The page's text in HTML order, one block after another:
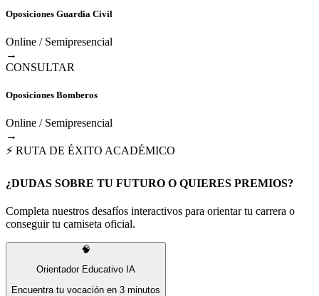
Oposiciones Guardia Civil
Online / Semipresencial
→
CONSULTAR
Oposiciones Bomberos
Online / Semipresencial
→
⚡ RUTA DE ÉXITO ACADÉMICO
¿DUDAS SOBRE TU FUTURO O QUIERES PREMIOS?
Completa nuestros desafíos interactivos para orientar tu carrera o
conseguir tu camiseta oficial.
🧠
Orientador Educativo IA
Encuentra tu vocación en 3 minutos